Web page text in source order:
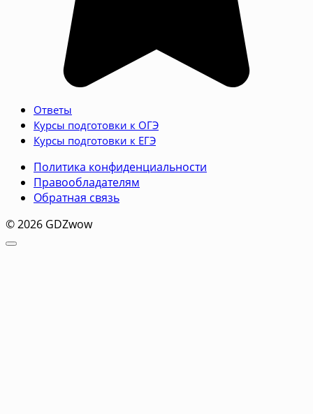
Ответы
Курсы подготовки к ОГЭ
Курсы подготовки к ЕГЭ
Политика конфиденциальности
Правообладателям
Обратная связь
© 2026 GDZwow